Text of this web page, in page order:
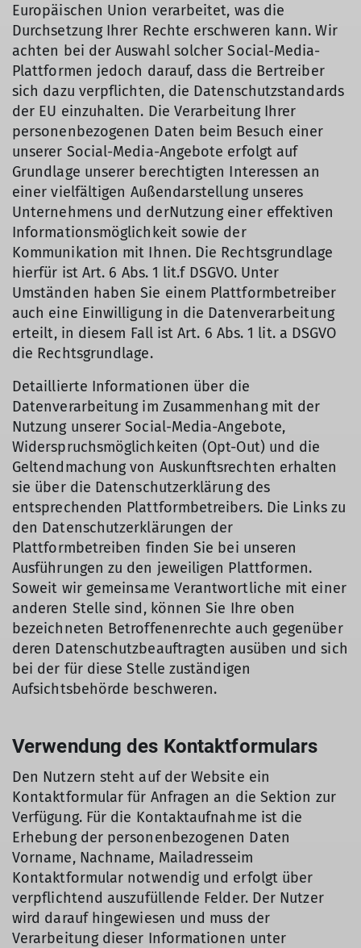
Europäischen Union verarbeitet, was die
Durchsetzung Ihrer Rechte erschweren kann. Wir
achten bei der Auswahl solcher Social-Media-
Plattformen jedoch darauf, dass die Bertreiber
sich dazu verpflichten, die Datenschutzstandards
der EU einzuhalten. Die Verarbeitung Ihrer
personenbezogenen Daten beim Besuch einer
unserer Social-Media-Angebote erfolgt auf
Grundlage unserer berechtigten Interessen an
einer vielfältigen Außendarstellung unseres
Unternehmens und derNutzung einer effektiven
Informationsmöglichkeit sowie der
Kommunikation mit Ihnen. Die Rechtsgrundlage
hierfür ist Art. 6 Abs. 1 lit.f DSGVO. Unter
Umständen haben Sie einem Plattformbetreiber
auch eine Einwilligung in die Datenverarbeitung
erteilt, in diesem Fall ist Art. 6 Abs. 1 lit. a DSGVO
die Rechtsgrundlage.
Detaillierte Informationen über die
Datenverarbeitung im Zusammenhang mit der
Nutzung unserer Social-Media-Angebote,
Widerspruchsmöglichkeiten (Opt-Out) und die
Geltendmachung von Auskunftsrechten erhalten
sie über die Datenschutzerklärung des
entsprechenden Plattformbetreibers. Die Links zu
den Datenschutzerklärungen der
Plattformbetreiben finden Sie bei unseren
Ausführungen zu den jeweiligen Plattformen.
Soweit wir gemeinsame Verantwortliche mit einer
anderen Stelle sind, können Sie Ihre oben
bezeichneten Betroffenenrechte auch gegenüber
deren Datenschutzbeauftragten ausüben und sich
bei der für diese Stelle zuständigen
Aufsichtsbehörde beschweren.
Verwendung des Kontaktformulars
Den Nutzern steht auf der Website ein
Kontaktformular für Anfragen an die Sektion zur
Verfügung. Für die Kontaktaufnahme ist die
Erhebung der personenbezogenen Daten
Vorname, Nachname, Mailadresseim
Kontaktformular notwendig und erfolgt über
verpflichtend auszufüllende Felder. Der Nutzer
wird darauf hingewiesen und muss der
Verarbeitung dieser Informationen unter